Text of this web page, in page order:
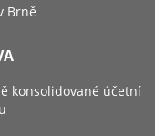
Brně
konsolidované účetní